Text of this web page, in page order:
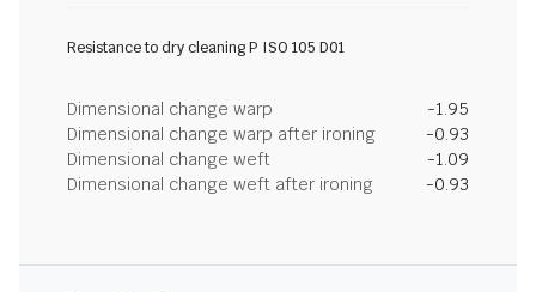
Resistance to dry cleaning P ISO 105 D01
Dimensional change warp
-1.95
Dimensional change warp after ironing
-0.93
Dimensional change weft
-1.09
Dimensional change weft after ironing
-0.93